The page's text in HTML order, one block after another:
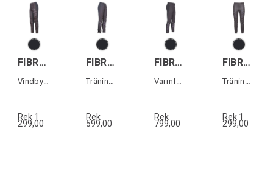
FIBRA Sync Pro Pant W
Vindbyxa dam
Rek 1
299,00
FIBRA Sync Trn Pant W
Rek
599,00
FIBRA Sync Trn Pant Warm
Rek
799,00
FIBRA Sync Pro Pant
Rek 1
299,00